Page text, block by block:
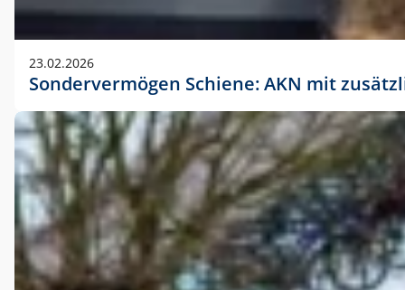
23.02.2026
Sondervermögen Schiene: AKN mit